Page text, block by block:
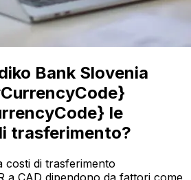
Bank Slovenia
le
trasferimento?
costi di trasferimento